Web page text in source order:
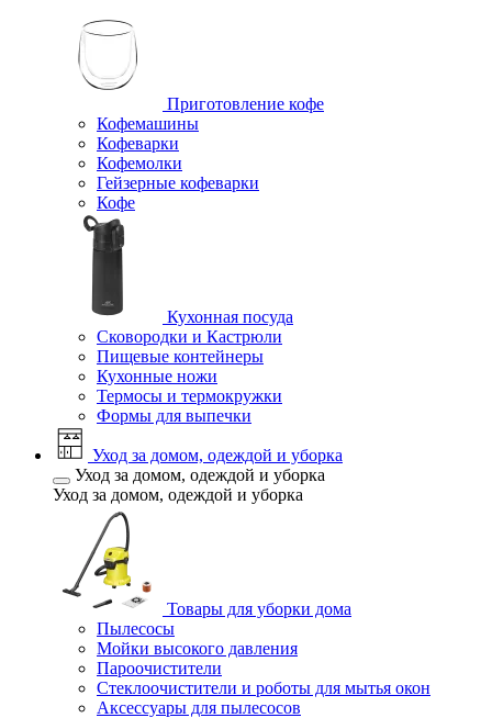
Приготовление кофе
Кофемашины
Кофеварки
Кофемолки
Гейзерные кофеварки
Кофе
Кухонная посуда
Сковородки и Кастрюли
Пищевые контейнеры
Кухонные ножи
Термосы и термокружки
Формы для выпечки
Уход за домом, одеждой и уборка
Уход за домом, одеждой и уборка
Уход за домом, одеждой и уборка
Товары для уборки дома
Пылесосы
Мойки высокого давления
Пароочистители
Стеклоочистители и роботы для мытья окон
Аксессуары для пылесосов